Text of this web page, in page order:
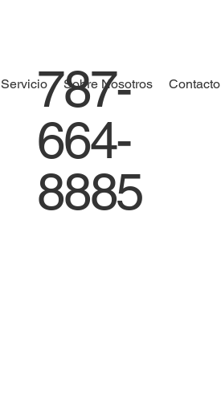
Servicio Sobre Nosotros Contacto
787-
664-
8885